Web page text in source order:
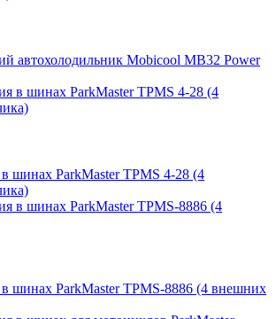
автохолодильник Mobicool MB32 Power
шинах ParkMaster TPMS 4-28 (4
шинах ParkMaster TPMS-8886 (4 внешних